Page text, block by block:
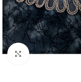
Resmi Büyüt